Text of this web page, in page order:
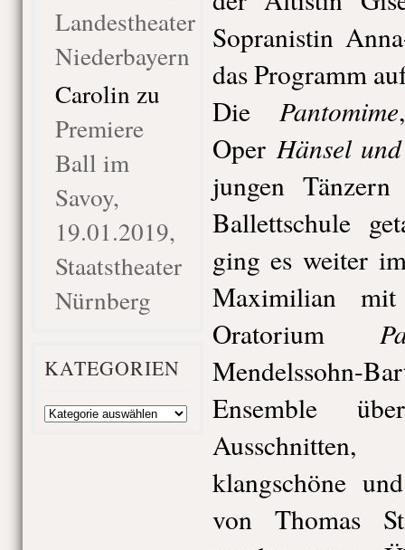
Landestheater
Niederbayern
Carolin zu
Premiere
Ball im
Savoy,
19.01.2019,
Staatstheater
Nürnberg
KATEGORIEN
Kategorien
Sopranistin
das Programm
Die Pantomime
OperHänsel
jungen
Ballettschule
ging es weiter
Maximilian
Oratorium
Mendelssohn-
Ensemble
klangschöne
von Thomas